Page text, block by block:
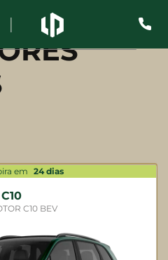
em 24dias
C10
C10 BEV